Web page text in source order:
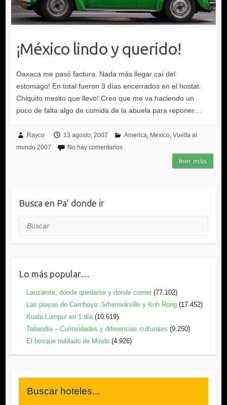
¡México lindo y querido!
Rayco 13 agosto, 2007 America Mexico Vuelta al
mundo 2007
No hay comentarios
Busca en Pa’ donde ir
Buscar
Lo más popular…
Lanzarote, dónde quedarse y dónde comer (77.102)
Las playas de Camboya: Sihanoukville y Koh Rong (17.452)
Kuala Lumpur en 1 día (10.619)
Tailandia – Curiosidades y diferencias culturales (9.250)
El bosque nublado de Mindo (4.926)
Buscar hoteles...